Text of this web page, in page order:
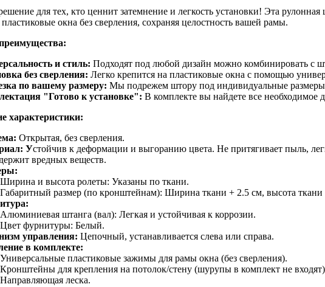
для тех, кто ценнит затемнение и легкость установки! Эта
окна без сверления, сохраняя целостность вашей рамы.
и стиль: Подходят под любой дизайн можно комбинировать с
без сверления: Легко крепится на пластиковые окна с помощью
по вашему размеру: Мы подрежем штору под индивидуальные
"Готово к установке": В комплекте вы найдете все необходимое
характеристики:
Открытая, без сверления.
Устойчив к деформации и выгоранию цвета. Не притягивает пыль,
вредных веществ.
Ширина и высота ролеты: Указаны по ткани.
Габаритный размер (по кронштейнам): Ширина ткани + 2.5 см, высота
Алюминиевая штанга (вал): Легкая и устойчивая к коррозии.
Цвет фурнитуры: Белый.
управления: Цепочный, устанавливается слева или справа.
в комплекте:
Универсальные пластиковые зажимы для рамы окна (без сверления).
Кронштейны для крепления на потолок/стену (шурупы в комплект не
Направляющая леска.